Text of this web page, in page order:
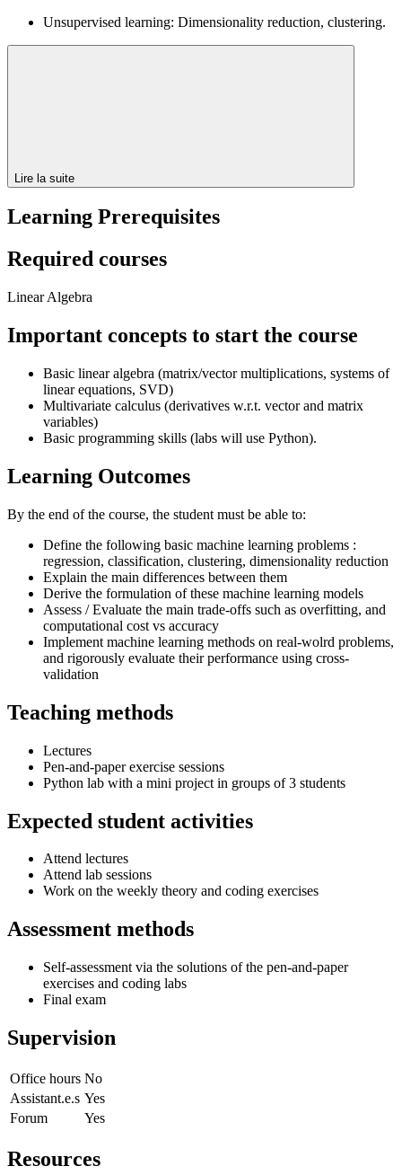
Unsupervised learning: Dimensionality reduction, clustering.
Lire la suite
Learning Prerequisites
Required courses
Linear Algebra
Important concepts to start the course
Basic linear algebra (matrix/vector multiplications, systems of
linear equations, SVD)
Multivariate calculus (derivatives w.r.t. vector and matrix
variables)
Basic programming skills (labs will use Python).
Learning Outcomes
By the end of the course, the student must be able to:
Define the following basic machine learning problems :
regression, classification, clustering, dimensionality reduction
Explain the main differences between them
Derive the formulation of these machine learning models
Assess / Evaluate the main trade-offs such as overfitting, and
computational cost vs accuracy
Implement machine learning methods on real-wolrd problems,
and rigorously evaluate their performance using cross-
validation
Teaching methods
Lectures
Pen-and-paper exercise sessions
Python lab with a mini project in groups of 3 students
Expected student activities
Attend lectures
Attend lab sessions
Work on the weekly theory and coding exercises
Assessment methods
Self-assessment via the solutions of the pen-and-paper
exercises and coding labs
Final exam
Supervision
Office hours No
Assistant.e.s Yes
Forum
Yes
Resources